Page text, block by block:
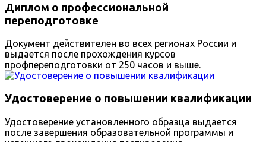
Диплом о профессиональной
переподготовке
Документ действителен во всех регионах России и
выдается после прохождения курсов
профпереподготовки от 250 часов и выше.
Удостоверение о повышении квалификации
Удостоверение установленного образца выдается
после завершения образовательной программы и